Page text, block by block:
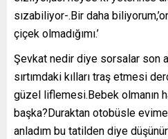
sızabiliyor-.Bir daha
çiçek olmadığımı.’
Şevkat nedir diye sorsalar son
sırtımdaki kılları traş etmesi
güzel liflemesi.Bebek olmanın
başka?Duraktan otobüsle
anladım bu tatilden diye